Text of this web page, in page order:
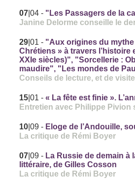
07 |04 - "Les Passagers de la
Janine Delorme conseille le
29 |01 - "Aux origines du
Chrétiens » à travers l’histoire
XXIe siècles)", "Sorcellerie :
maudire", "Les mondes de
Conseils de lecture, et de
15 |01 -« La fête est finie ».
Entretien avec Philippe
10 |09 - Eloge de l’Andouille,
La critique de Rémi Boyer
07 |09 - La Russie de demain à
littéraire, de Gilles Cosson
La critique de Rémi Boyer